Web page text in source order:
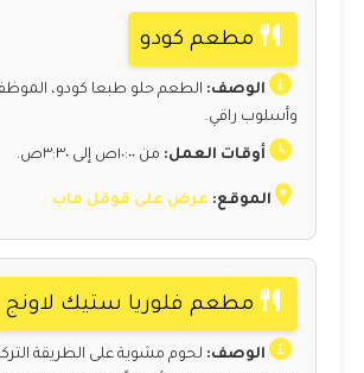
مطعم كودو
الوصف: الطعم حلو طبعا كودو،
وأسلوب راقي.
أوقات العمل: من ١٠:٠٠ص إلى ٣:٣٠ص.
الموقع: عرض على قوقل ماب
مطعم فلوريا ستيك لاونج
الوصف: لحوم مشوية على الطريقة